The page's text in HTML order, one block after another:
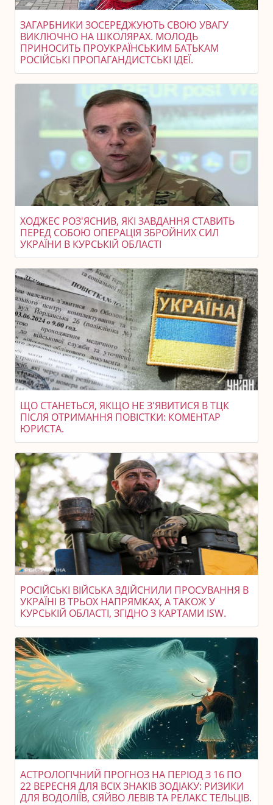
ЗАГАРБНИКИ ЗОСЕРЕДЖУЮТЬ СВОЮ УВАГУ
ВИКЛЮЧНО НА ШКОЛЯРАХ. МОЛОДЬ
ПРИНОСИТЬ ПРОУКРАЇНСЬКИМ БАТЬКАМ
РОСІЙСЬКІ ПРОПАГАНДИСТСЬКІ ІДЕЇ.
ХОДЖЕС РОЗ'ЯСНИВ, ЯКІ ЗАВДАННЯ СТАВИТЬ
ПЕРЕД СОБОЮ ОПЕРАЦІЯ ЗБРОЙНИХ СИЛ
УКРАЇНИ В КУРСЬКІЙ ОБЛАСТІ
ЩО СТАНЕТЬСЯ, ЯКЩО НЕ З'ЯВИТИСЯ В ТЦК
ПІСЛЯ ОТРИМАННЯ ПОВІСТКИ: КОМЕНТАР
ЮРИСТА.
РОСІЙСЬКІ ВІЙСЬКА ЗДІЙСНИЛИ ПРОСУВАННЯ В
УКРАЇНІ В ТРЬОХ НАПРЯМКАХ, А ТАКОЖ У
КУРСЬКІЙ ОБЛАСТІ, ЗГІДНО З КАРТАМИ ISW.
АСТРОЛОГІЧНИЙ ПРОГНОЗ НА ПЕРІОД З 16 ПО
22 ВЕРЕСНЯ ДЛЯ ВСІХ ЗНАКІВ ЗОДІАКУ: РИЗИКИ
ДЛЯ ВОДОЛІЇВ, СЯЙВО ЛЕВІВ ТА РЕЛАКС ТЕЛЬЦІВ.